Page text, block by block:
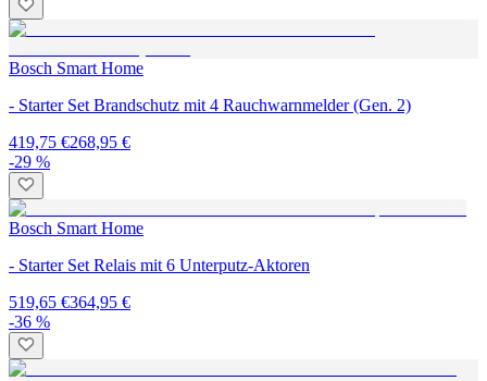
Bosch Smart Home
- Starter Set Brandschutz mit 4 Rauchwarnmelder (Gen. 2)
419,75 €268,95 €
-29 %
Bosch Smart Home
- Starter Set Relais mit 6 Unterputz-Aktoren
519,65 €364,95 €
-36 %